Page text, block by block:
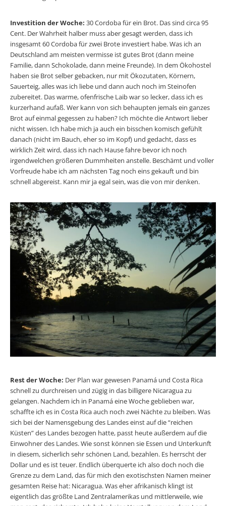
Investition der Woche: 30 Cordoba für ein Brot. Das sind circa 95
Cent. Der Wahrheit halber muss aber gesagt werden, dass ich
insgesamt 60 Cordoba für zwei Brote investiert habe. Was ich an
Deutschland am meisten vermisse ist gutes Brot (dann meine
Familie, dann Schokolade, dann meine Freunde). In dem Ökohostel
haben sie Brot selber gebacken, nur mit Ökozutaten, Körnern,
Sauerteig, alles was ich liebe und dann auch noch im Steinofen
zubereitet. Das warme, ofenfrische Laib war so lecker, dass ich es
kurzerhand aufaß. Wer kann von sich behaupten jemals ein ganzes
Brot auf einmal gegessen zu haben? Ich möchte die Antwort lieber
nicht wissen. Ich habe mich ja auch ein bisschen komisch gefühlt
danach (nicht im Bauch, eher so im Kopf) und gedacht, dass es
wirklich Zeit wird, dass ich nach Hause fahre bevor ich noch
irgendwelchen größeren Dummheiten anstelle. Beschämt und voller
Vorfreude habe ich am nächsten Tag noch eins gekauft und bin
schnell abgereist. Kann mir ja egal sein, was die von mir denken.
Rest der Woche: Der Plan war gewesen Panamá und Costa Rica
schnell zu durchreisen und zügig in das billigere Nicaragua zu
gelangen. Nachdem ich in Panamá eine Woche geblieben war,
schaffte ich es in Costa Rica auch noch zwei Nächte zu bleiben. Was
sich bei der Namensgebung des Landes einst auf die “reichen
Küsten” des Landes bezogen hatte, passt heute außerdem auf die
Einwohner des Landes. Wie sonst können sie Essen und Unterkunft
in diesem, sicherlich sehr schönen Land, bezahlen. Es herrscht der
Dollar und es ist teuer. Endlich überquerte ich also doch noch die
Grenze zu dem Land, das für mich den exotischsten Namen meiner
gesamten Reise hat: Nicaragua. Was eher afrikanisch klingt ist
eigentlich das größte Land Zentralamerikas und mittlerweile, wie